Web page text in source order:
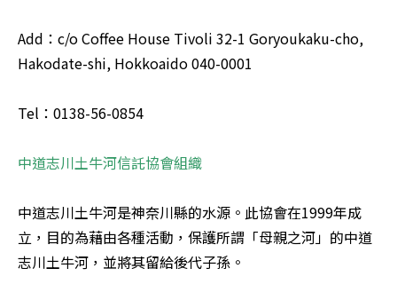
Add：c/o Coffee House Tivoli 32-1 Goryoukaku-cho,
Hakodate-shi, Hokkoaido 040-0001
Tel：0138-56-0854
中道志川土牛河信託協會組織
中道志川土牛河是神奈川縣的水源。此協會在1999年成
立，目的為藉由各種活動，保護所謂「母親之河」的中道
志川土牛河，並將其留給後代子孫。